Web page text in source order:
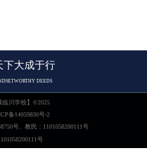
下大成于行
WORTHY DEEDS
临川学校】©2025
备14059830号-2
号、教民：1101058200111号
号